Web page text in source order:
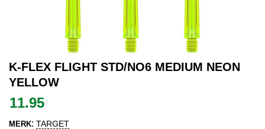
K-FLEX FLIGHT STD/NO6 MEDIUM NEON
YELLOW
11.95
MERK: TARGET